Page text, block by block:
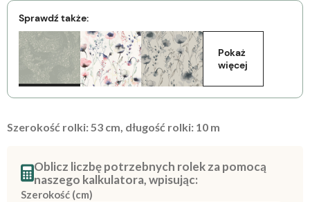
Sprawdź także:
Pokaż
więcej
Szerokość rolki:53 cm, długość rolki: 10 m
Oblicz liczbę potrzebnych rolek za pomocą
naszego kalkulatora, wpisując:
Szerokość (cm)